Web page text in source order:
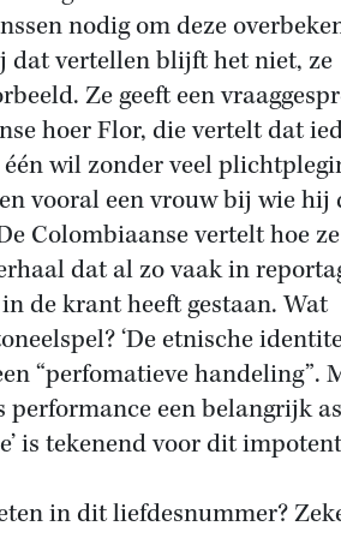
nodig om deze
dat vertellen blijft het niet, ze
Ze geeft een
hoer Flor, die vertelt dat
wil zonder veel
vooral een vrouw bij wie hij
Colombiaanse vertelt hoe
dat al zo vaak in
de krant heeft gestaan. Wat
‘De etnische
“perfomatieve handeling”.
een belangrijk
is tekenend voor dit
in dit liefdesnummer?